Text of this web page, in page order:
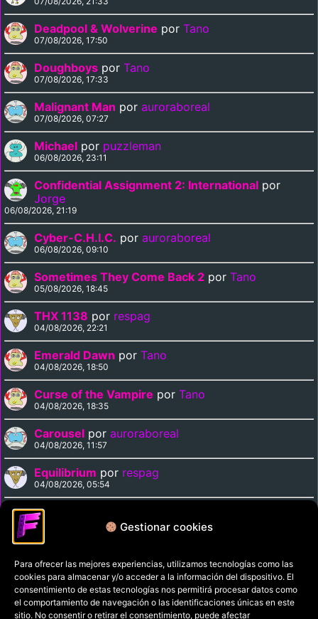
Gestionar cookies
Para ofrecer las mejores experiencias, utilizamos tecnologías como las
cookies para almacenar y/o acceder a la información del dispositivo. El
consentimiento de estas tecnologías nos permitirá procesar datos como
el comportamiento de navegación o las identificaciones únicas en este
sitio. No consentir o retirar el consentimiento, puede afectar
Deadpool & Wolverine por Tano
07/08/2026, 17:50
Doughboys por Tano
07/08/2026, 17:33
Malignant Man por auroraboreal
07/08/2026, 07:27
Michael por puzzleman
06/08/2026, 23:11
Confidential Assignment 2: International por
Jorge
06/08/2026, 21:19
Cyber-C.H.I.C. por auroraboreal
06/08/2026, 09:10
Sometimes They Come Back 2 por Tano
05/08/2026, 18:45
THX 1138 por respag
04/08/2026, 22:21
Emerald Dawn por Tano
04/08/2026, 18:50
Curse of the Vampire por Tano
04/08/2026, 18:35
Carousel por auroraboreal
04/08/2026, 11:57
Equilibrium por respag
04/08/2026, 05:54
Midnight Express
03/08/2026, 22:11
Política de privacidad
Términos y condiciones
Política de cookies